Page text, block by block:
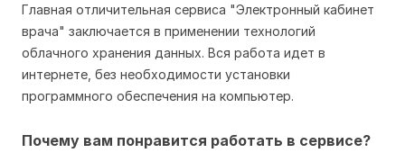
Главная отличительная сервиса "Электронный кабинет
врача" заключается в применении технологий
облачного хранения данных. Вся работа идет в
интернете, без необходимости установки
программного обеспечения на компьютер.
Почему вам понравится работать в сервисе?